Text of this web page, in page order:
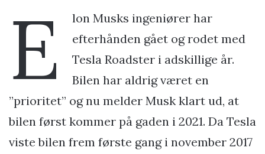
E
lon Musks ingeniører har
efterhånden gået og rodet med
Tesla Roadster i adskillige år.
Bilen har aldrig været en
”prioritet” og nu melder Musk klart ud, at
bilen først kommer på gaden i 2021. Da Tesla
viste bilen frem første gang i november 2017